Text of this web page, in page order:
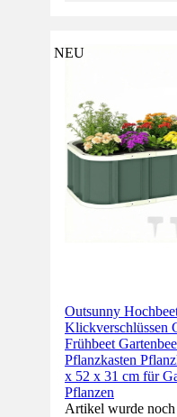
NEU
Outsunny
Klickverschlüssen
Frühbeet
Pflanzkasten
x 52 x 31 cm für
Pflanzen
Artikel wurde